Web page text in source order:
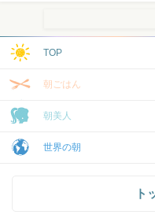
TOP
朝ごはん
朝美人
世界の朝
ト